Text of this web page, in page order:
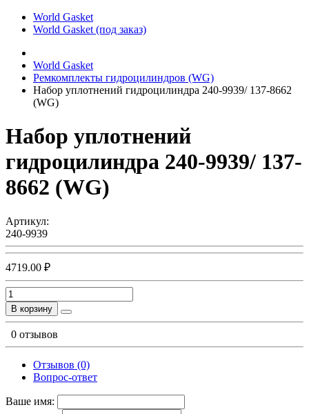
World Gasket
World Gasket (под заказ)
World Gasket
Ремкомплекты гидроцилиндров (WG)
Набор уплотнений гидроцилиндра 240-9939/ 137-8662
(WG)
Набор уплотнений
гидроцилиндра 240-9939/ 137-
8662 (WG)
Артикул:
240-9939
4719.00 ₽
В корзину
0 отзывов
Отзывов (0)
Вопрос-ответ
Ваше имя: